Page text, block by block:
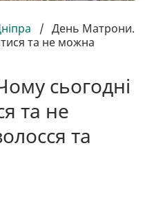
/ День Матрони.
та не можна
сьогодні
та не
та